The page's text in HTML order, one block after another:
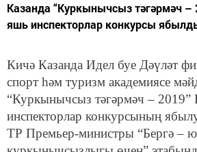
Казанда “Куркынычсыз тәгәрмәч –
яшь инспекторлар конкурсы
Кичә Казанда Идел буе Дәүләт
спорт һәм туризм академиясе
“Куркынычсыз тәгәрмәч – 2019”
инспекторлар конкурсының
ТР Премьер-министры “Бергә –